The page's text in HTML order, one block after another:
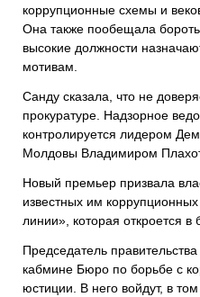
коррупционные схемы и
Она также пообещала
высокие должности
мотивам.
Санду сказала, что не
прокуратуре. Надзорное
контролируется лидером
Молдовы Владимиром
Новый премьер призвала
известных им
линии», которая откроется
Председатель
кабмине Бюро по борьбе с
юстиции. В него войдут, в